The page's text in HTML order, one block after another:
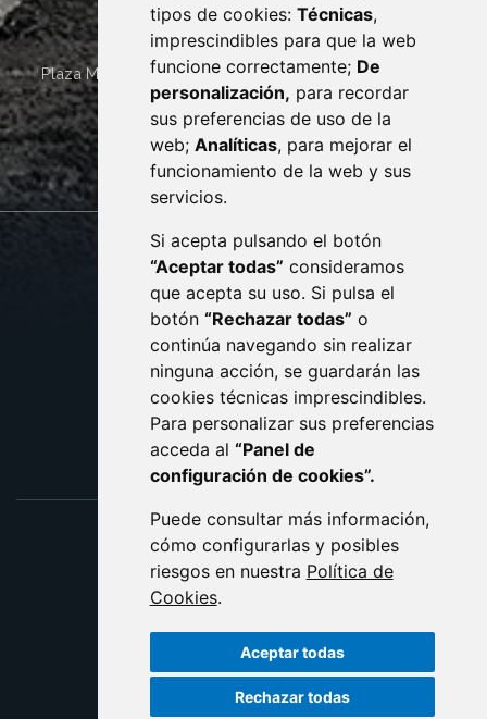
tipos de cookies: Técnicas,
imprescindibles para que la web
funcione correctamente; De
personalización, para recordar
sus preferencias de uso de la
web; Analíticas, para mejorar el
funcionamiento de la web y sus
servicios.
Si acepta pulsando el botón
“Aceptar todas” consideramos
que acepta su uso. Si pulsa el
botón “Rechazar todas” o
continúa navegando sin realizar
ninguna acción, se guardarán las
cookies técnicas imprescindibles.
Para personalizar sus preferencias
acceda al “Panel de
configuración de cookies”.
Puede consultar más información,
cómo configurarlas y posibles
riesgos en nuestra Política de
Cookies.
Aceptar todas
Rechazar todas
Plaza Mayor 4 22400 MONZÓN - ARAGÓN (ESPAÑA)
· (34) 974 400 700 ·
sac@monzon.es
monzon.es
CONTACTO
AVISO LEGAL
PROTECCIÓN DE DATOS
POLÍTICA DE COOKIES
ACCESIBILIDAD
ENLACE EXTERNO AL